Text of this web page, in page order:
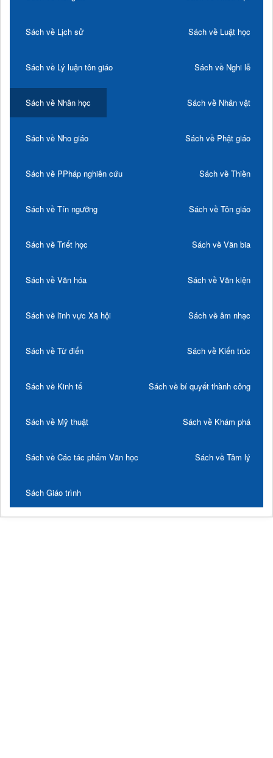
Sách về Lịch sử Sách về Luật học
Sách về Lý luận tôn giáo Sách về Nghi lễ
Sách về Nhân học Sách về Nhân vật
Sách về Nho giáo Sách về Phật giáo
Sách về PPháp nghiên cứu Sách về Thiền
Sách về Tín ngưỡng Sách về Tôn giáo
Sách về Triết học Sách về Văn bia
Sách về Văn hóa Sách về Văn kiện
Sách về lĩnh vực Xã hội Sách về âm nhạc
Sách về Từ điển Sách về Kiến trúc
Sách về Kinh tế Sách về bí quyết thành công
Sách về Mỹ thuật Sách về Khám phá
Sách về Các tác phẩm Văn học Sách về Tâm lý
Sách Giáo trình